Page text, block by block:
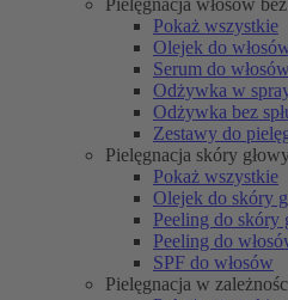
Pielęgnacja włosów
Pokaż wszystkie
Olejek do
Serum do włosów
Odżywka w
Odżywka bez
Zestawy do
Pielęgnacja skóry
Pokaż wszystkie
Olejek do skóry
Peeling do skóry
Peeling do
SPF do włosów
Pielęgnacja w